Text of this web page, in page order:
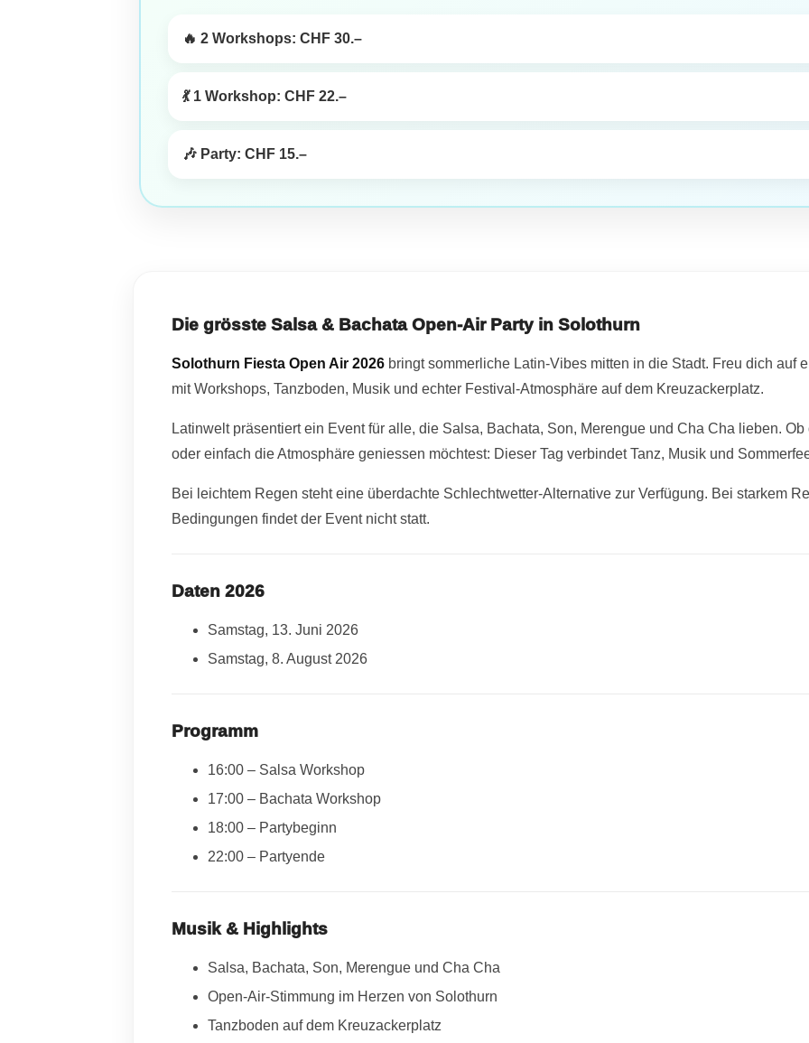
🔥 2 Workshops: CHF 30.–
💃 1 Workshop: CHF 22.–
🎶 Party: CHF 15.–
Die grösste Salsa & Bachata Open-Air Party in Solothurn
Solothurn Fiesta Open Air 2026 bringt sommerliche Latin-Vibes mitten in die Stadt. Freu dich auf
mit Workshops, Tanzboden, Musik und echter Festival-Atmosphäre auf dem Kreuzackerplatz.
Latinwelt präsentiert ein Event für alle, die Salsa, Bachata, Son, Merengue und Cha Cha lieben.
oder einfach die Atmosphäre geniessen möchtest: Dieser Tag verbindet Tanz, Musik und
Bei leichtem Regen steht eine überdachte Schlechtwetter-Alternative zur Verfügung. Bei starkem
Bedingungen findet der Event nicht statt.
Daten 2026
Samstag, 13. Juni 2026
Samstag, 8. August 2026
Programm
16:00 – Salsa Workshop
17:00 – Bachata Workshop
18:00 – Partybeginn
22:00 – Partyende
Musik & Highlights
Salsa, Bachata, Son, Merengue und Cha Cha
Open-Air-Stimmung im Herzen von Solothurn
Tanzboden auf dem Kreuzackerplatz